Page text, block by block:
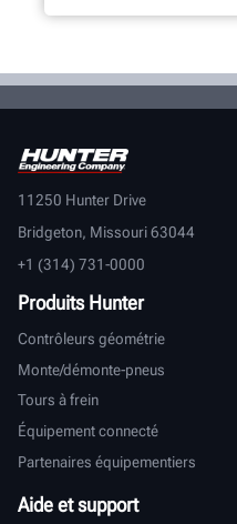
11250 Hunter Drive
Bridgeton, Missouri 63044
+1 (314) 731-0000
Produits Hunter
Contrôleurs géométrie
Monte/démonte-pneus
Tours à frein
Équipement connecté
Partenaires équipementiers
Aide et support